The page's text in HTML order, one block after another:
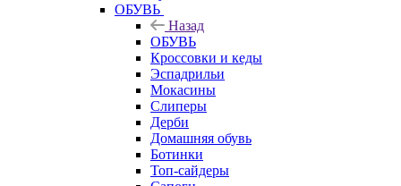
ОБУВЬ
Назад
ОБУВЬ
Кроссовки и кеды
Эспадрильи
Мокасины
Слиперы
Дерби
Домашняя обувь
Ботинки
Топ-сайдеры